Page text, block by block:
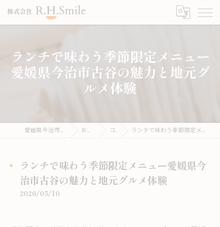
ランチで味わう季節限定メニュー
愛媛県今治市古谷の魅力と地元グ
ルメ体験
愛媛県今治市のうどんならこがね製麺所 お役立ち情報 コラム ランチで味わう季節限定メニュー愛媛県今治市古谷の魅力と地元グルメ体験
ランチで味わう季節限定メニュー愛媛県今
治市古谷の魅力と地元グルメ体験
2026/05/10